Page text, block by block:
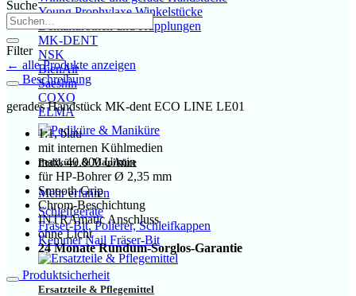
Young Prophylaxe Winkelstücke
Dentalturbinen und Kupplungen
MK-DENT
NSK
BienAir
Saeshin
COXO
ELMA
Pediküre & Maniküre
Mehr erfahren
Schleifgeräte
Fräser-Bit, Polierer, Schleifkappen
Kemmer Nail Fräser-Bit
Ersatzteile & Pflegemittel
Suche
Filter
← alle Produkte anzeigen
Beschreibung
gerades Handstück MK-dent ECO LINE LE01
1:1, blau
mit internen Kühlmedien
max. 40.000 U/min
für HP-Bohrer Ø 2,35 mm
Smooth Grip
Chrom-Beschichtung
INTRAmatic Anschluss
ohne Licht
24 Monate Rundum-Sorglos-Garantie
Produktsicherheit